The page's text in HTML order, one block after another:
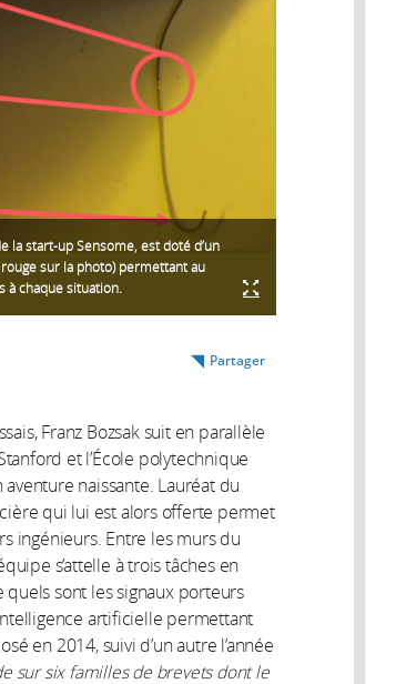
la start-up Sensome, est doté d’un
sur la photo) permettant au
à chaque situation.
Partager
Franz Bozsak suit en parallèle
et l’École polytechnique
naissante. Lauréat du
qui lui est alors offerte permet
ingénieurs. Entre les murs du
s’attelle à trois tâches en
sont les signaux porteurs
artificielle permettant
en 2014, suivi d’un autre l’année
sur six familles de brevets dont le